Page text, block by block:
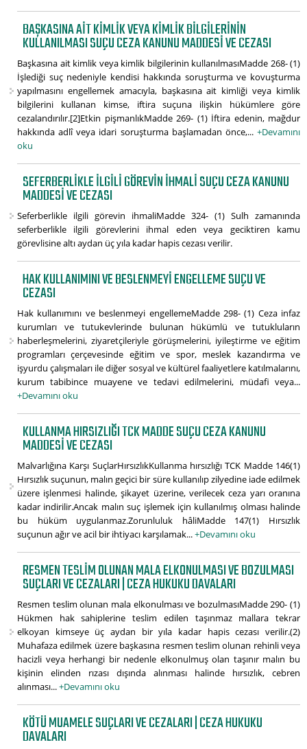
BAŞKASINA AIT KIMLIK VEYA KIMLIK BILGILERININ
KULLANILMASI SUÇU CEZA KANUNU MADDESI VE CEZASI
Başkasına ait kimlik veya kimlik bilgilerinin kullanılmasıMadde 268- (1)
İşlediği suç nedeniyle kendisi hakkında soruşturma ve kovuşturma
yapılmasını engellemek amacıyla, başkasına ait kimliği veya kimlik
bilgilerini kullanan kimse, iftira suçuna ilişkin hükümlere göre
cezalandırılır.[2]Etkin pişmanlıkMadde 269- (1) İftira edenin, mağdur
hakkında adlî veya idari soruşturma başlamadan önce,... +Devamını
oku
SEFERBERLIKLE ILGILI GÖREVIN IHMALI SUÇU CEZA KANUNU
MADDESI VE CEZASI
Seferberlikle ilgili görevin ihmaliMadde 324- (1) Sulh zamanında
seferberlikle ilgili görevlerini ihmal eden veya geciktiren kamu
görevlisine altı aydan üç yıla kadar hapis cezası verilir.
HAK KULLANIMINI VE BESLENMEYI ENGELLEME SUÇU VE
CEZASI
Hak kullanımını ve beslenmeyi engellemeMadde 298- (1) Ceza infaz
kurumları ve tutukevlerinde bulunan hükümlü ve tutukluların
haberleşmelerini, ziyaretçileriyle görüşmelerini, iyileştirme ve eğitim
programları çerçevesinde eğitim ve spor, meslek kazandırma ve
işyurdu çalışmaları ile diğer sosyal ve kültürel faaliyetlere katılmalarını,
kurum tabibince muayene ve tedavi edilmelerini, müdafi veya...
+Devamını oku
KULLANMA HIRSIZLIĞI TCK MADDE SUÇU CEZA KANUNU
MADDESI VE CEZASI
Malvarlığına Karşı SuçlarHırsızlıkKullanma hırsızlığı TCK Madde 146(1)
Hırsızlık suçunun, malın geçici bir süre kullanılıp zilyedine iade edilmek
üzere işlenmesi halinde, şikayet üzerine, verilecek ceza yarı oranına
kadar indirilir.Ancak malın suç işlemek için kullanılmış olması halinde
bu hüküm uygulanmaz.Zorunluluk hâliMadde 147(1) Hırsızlık
suçunun ağır ve acil bir ihtiyacı karşılamak...+Devamını oku
RESMEN TESLIM OLUNAN MALA ELKONULMASI VE BOZULMASI
SUÇLARI VE CEZALARI | CEZA HUKUKU DAVALARI
Resmen teslim olunan mala elkonulması ve bozulmasıMadde 290- (1)
Hükmen hak sahiplerine teslim edilen taşınmaz mallara tekrar
elkoyan kimseye üç aydan bir yıla kadar hapis cezası verilir.(2)
Muhafaza edilmek üzere başkasına resmen teslim olunan rehinli veya
hacizli veya herhangi bir nedenle elkonulmuş olan taşınır malın bu
kişinin elinden rızası dışında alınması halinde hırsızlık, cebren
alınması...+Devamını oku
KÖTÜ MUAMELE SUÇLARI VE CEZALARI | CEZA HUKUKU
DAVALARI